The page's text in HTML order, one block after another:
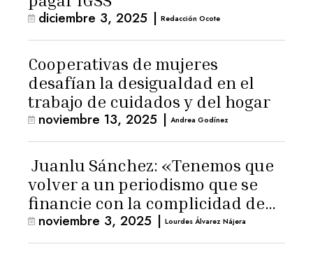
diciembre 3, 2025 | Redacción Ocote
Cooperativas de mujeres
desafían la desigualdad en el
trabajo de cuidados y del hogar
noviembre 13, 2025 | Andrea Godínez
Juanlu Sánchez: «Tenemos que
volver a un periodismo que se
financie con la complicidad de
los lectores»
noviembre 3, 2025 | Lourdes Álvarez Nájera